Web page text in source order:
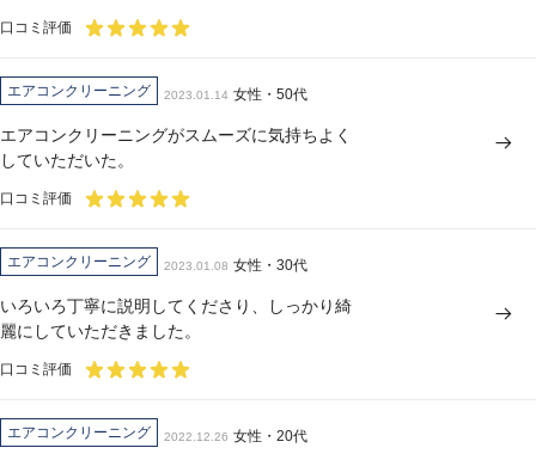
口コミ評価
エアコンクリーニング 2023.01.14 女性・50代
エアコンクリーニングがスムーズに気持ちよく
していただいた。
口コミ評価
エアコンクリーニング 2023.01.08 女性・30代
いろいろ丁寧に説明してくださり、しっかり綺
麗にしていただきました。
口コミ評価
エアコンクリーニング 2022.12.26 女性・20代